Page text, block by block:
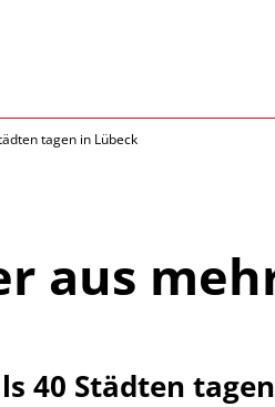
tagen in Lübeck
aus
40 Städten